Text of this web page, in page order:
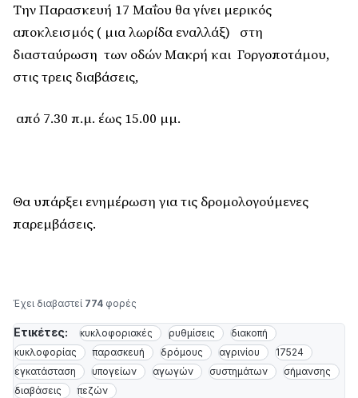
Την Παρασκευή 17 Μαΐου θα γίνει μερικός
αποκλεισμός ( μια λωρίδα εναλλάξ)
στη
διασταύρωση των οδών Μακρή και Γοργοποτάμου,
στις τρεις διαβάσεις,
από 7.30 π.μ. έως 15.00 μμ.
Θα υπάρξει ενημέρωση για τις δρομολογούμενες
παρεμβάσεις.
Έχει διαβαστεί 774 φορές
Ετικέτες: κυκλοφοριακές ρυθμίσεις
διακοπή
κυκλοφορίας
παρασκευή δρόμους αγρινίου
17524
εγκατάσταση
υπογείων αγωγών συστημάτων
σήμανσης
διαβάσεις
πεζών